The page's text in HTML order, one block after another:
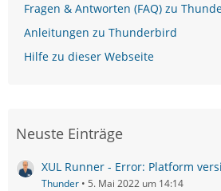
Fragen & Antworten (FAQ) zu
Anleitungen zu Thunderbird
Hilfe zu dieser Webseite
Neuste Einträge
XUL Runner - Error: Platform
Thunder 5. Mai 2022 um 14:14